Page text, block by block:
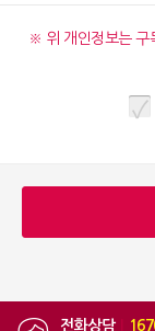
※ 위 개인정보는 구
전화상담